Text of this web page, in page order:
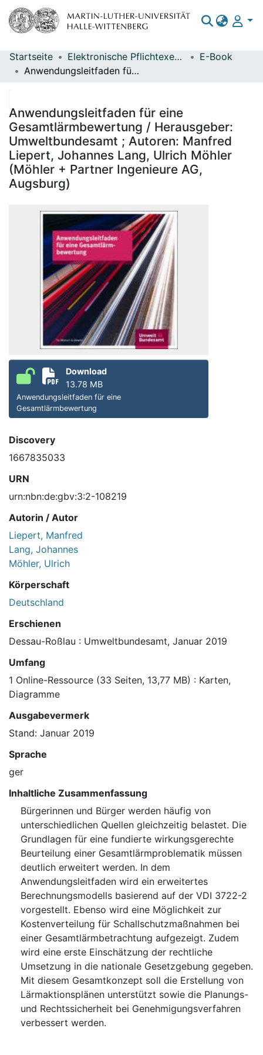
Bereiche & Sammlungen
Statistiken
Startseite Elektronische Pflichtexemplare
E-Book
Anwendungsleitfaden für eine Gesamtlärmbewertung / Herausgeber: Umweltbundesamt ; Autoren: Manfred Liepert, Johannes Lang, Ulrich Möhler (Möhler + Partner Ingenieure AG, Augsburg)
Anwendungsleitfaden für eine
Gesamtlärmbewertung / Herausgeber:
Umweltbundesamt ; Autoren: Manfred
Liepert, Johannes Lang, Ulrich Möhler
(Möhler + Partner Ingenieure AG,
Augsburg)
Download
13.78 MB
Anwendungsleitfaden für eine
Gesamtlärmbewertung
Discovery
1667835033
URN
urn:nbn:de:gbv:3:2-108219
Autorin / Autor
Liepert, Manfred
Lang, Johannes
Möhler, Ulrich
Körperschaft
Deutschland
Erschienen
Dessau-Roßlau : Umweltbundesamt, Januar 2019
Umfang
1 Online-Ressource (33 Seiten, 13,77 MB) : Karten,
Diagramme
Ausgabevermerk
Stand: Januar 2019
Sprache
ger
Inhaltliche Zusammenfassung
Bürgerinnen und Bürger werden häufig von
unterschiedlichen Quellen gleichzeitig belastet. Die
Grundlagen für eine fundierte wirkungsgerechte
Beurteilung einer Gesamtlärmproblematik müssen
deutlich erweitert werden. In dem
Anwendungsleitfaden wird ein erweitertes
Berechnungsmodells basierend auf der VDI 3722-2
vorgestellt. Ebenso wird eine Möglichkeit zur
Kostenverteilung für Schallschutzmaßnahmen bei
einer Gesamtlärmbetrachtung aufgezeigt. Zudem
wird eine erste Einschätzung der rechtliche
Umsetzung in die nationale Gesetzgebung gegeben.
Mit diesem Gesamtkonzept soll die Erstellung von
Lärmaktionsplänen unterstützt sowie die Planungs-
und Rechtssicherheit bei Genehmigungsverfahren
verbessert werden.